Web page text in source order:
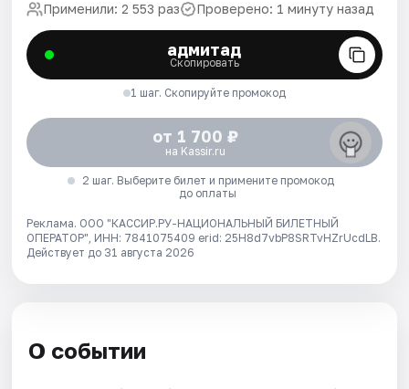
Применили: 2 553 раз Проверено: 1 минуту назад
адмитад
Скопировать
1 шаг. Скопируйте промокод
от 1 700 ₽
на Kassir.ru
2 шаг. Выберите билет и примените промокод
до оплаты
Реклама. ООО "КАССИР.РУ-НАЦИОНАЛЬНЫЙ БИЛЕТНЫЙ
ОПЕРАТОР", ИНН: 7841075409 erid: 25H8d7vbP8SRTvHZrUcdLB.
Действует до 31 августа 2026
О событии